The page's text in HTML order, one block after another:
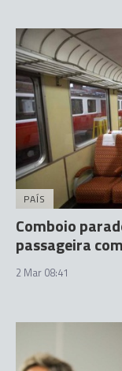
PAÍS
Comboio
passageira
2 Mar 08:41